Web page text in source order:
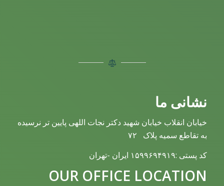
نشانی ما
خیابان انقلاب خیابان شهید دکتر نجات اللهی پایین تر نرسیده
به تقاطع سمیه پلاک ۷۲
کد پستی :۱۵۹۹۶۹۴۹۱۹ ایران -تهران
OUR OFFICE LOCATION